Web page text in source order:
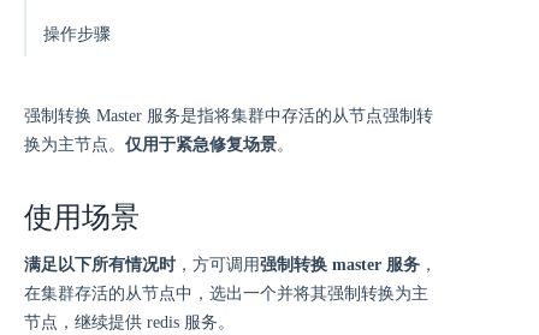
操作步骤
强制转换 Master 服务是指将集群中存活的从节点强制转
换为主节点。 仅用于紧急修复场景。
使用场景
满足以下所有情况时 ，方可调用强制转换 master 服务 ，
在集群存活的从节点中，选出一个并将其强制转换为主
节点，继续提供 redis 服务。